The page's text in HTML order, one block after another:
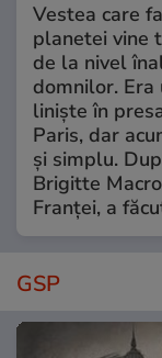
Vestea care
planetei vine
de la nivel
domnilor. Era
liniște în
Paris, dar
și simplu.
Brigitte
Franței, a
GSP